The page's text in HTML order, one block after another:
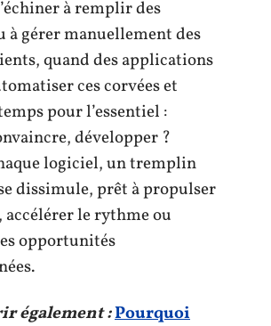
à remplir des
à gérer manuellement des
quand des applications
ces corvées et
pour l’essentiel :
développer ?
logiciel, un tremplin
dissimule, prêt à propulser
accélérer le rythme ou
opportunités
également :Pourquoi